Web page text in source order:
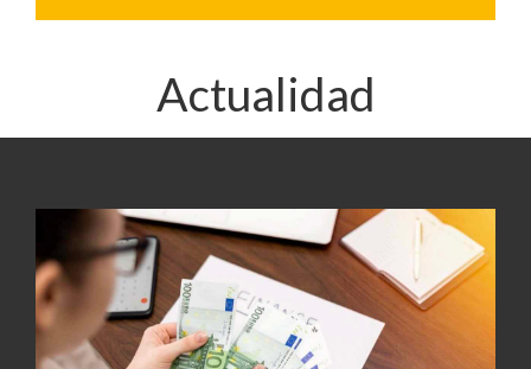
Actualidad